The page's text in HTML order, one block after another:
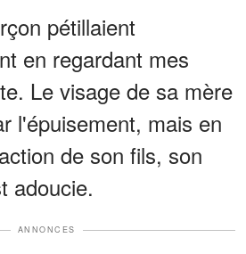
pétillaient
en regardant mes
Le visage de sa mère
l'épuisement, mais en
de son fils, son
adoucie.
ANNONCES